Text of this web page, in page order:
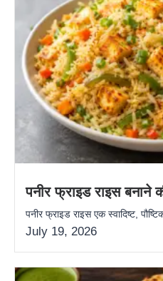
पनीर फ्राइड राइस बनाने
पनीर फ्राइड राइस एक स्वादिष्ट,
July 19, 2026